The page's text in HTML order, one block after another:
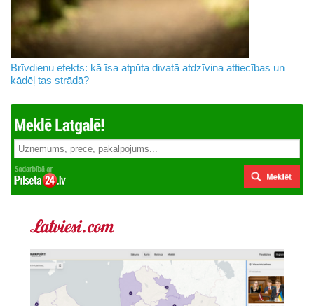
Brīvdienu efekts: kā īsa atpūta divatā atdzīvina attiecības un
kādēļ tas strādā?